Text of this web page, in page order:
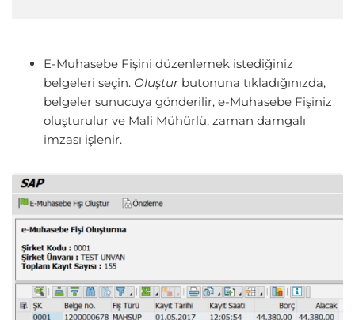
E-Muhasebe Fişini düzenlemek istediğiniz
belgeleri seçin. Oluştur butonuna tıkladığınızda,
belgeler sunucuya gönderilir, e-Muhasebe Fişiniz
oluşturulur ve Mali Mühürlü, zaman damgalı
imzası işlenir.